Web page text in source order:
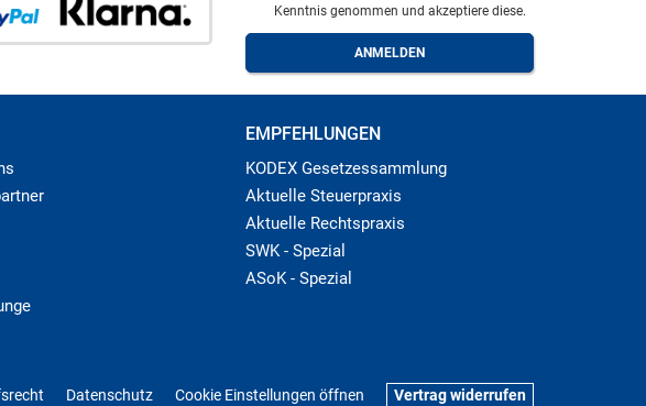
Kenntnis genommen und akzeptiere diese.
EMPFEHLUNGEN
KODEX Gesetzessammlung
Aktuelle Steuerpraxis
Aktuelle Rechtspraxis
SWK - Spezial
ASoK - Spezial
Datenschutz Cookie Einstellungen öffnen Vertrag widerrufen